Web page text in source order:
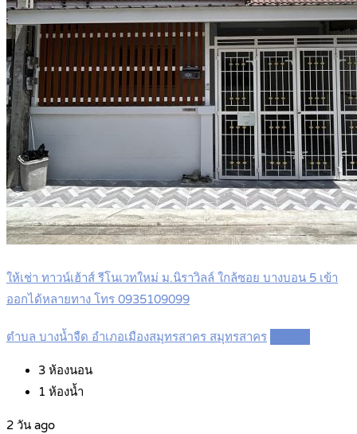
ให้เช่า ทาวน์เฮ้าส์ รีโนเวทใหม่ ม.นิราวิลล์ ใกล้ซอย บางบอน 5 เข้า
ออกได้หลายทาง โทร 0935109099
ตำบล บางน้ำจืด อำเภอเมืองสมุทรสาคร สมุทรสาคร
3 ห้องนอน
1 ห้องน้ำ
2 วัน ago